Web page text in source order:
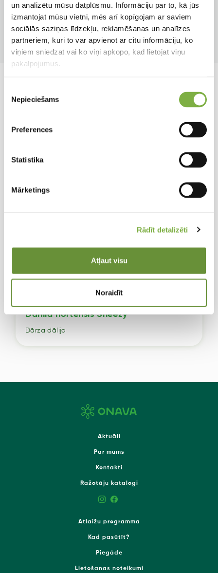
un analizētu mūsu datplūsmu. Informāciju par to, kā jūs
izmantojat mūsu vietni, mēs arī kopīgojam ar saviem
sociālās saziņas līdzekļu, reklamēšanas un analīzes
partneriem, kuri to var apvienot ar citu informāciju, ko
viņiem sniedzat vai ko viņi apkopo, kad lietojat viņu
pakalpojumus.
izvēle
Nepieciešams
Preferences
Statistika
Mārketings
Rādīt detalizēti
Atļaut visu
Noraidīt
Dobēm
Jūl, Aug, Sep, Okt
Produkta tips
Sīpolpuķe
Dahlia hortensis Sneezy
Dārza dālija
Aktuāli
Par mums
Kontakti
Ražotāju katalogi
Atlaižu programma
Kad pasūtīt?
Piegāde
Lietošanas noteikumi